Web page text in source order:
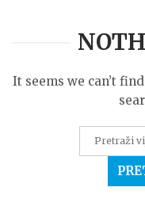
It seems we can’t